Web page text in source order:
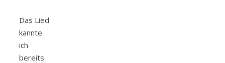
Das Lied
kannte
ich
bereits